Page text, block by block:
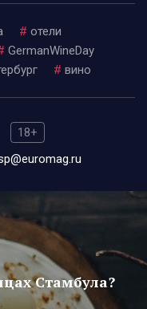
# отели
GermanWineDay
# вино
18+
Стамбула?